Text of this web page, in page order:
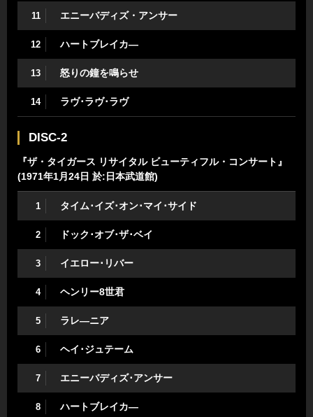
11 エニーバディズ・アンサー
12 ハートブレイカ―
13 怒りの鐘を鳴らせ
14 ラヴ･ラヴ･ラヴ
DISC-2
『ザ・タイガース リサイタル ビューティフル・コンサート』
(1971年1月24日 於:日本武道館)
1 タイム･イズ･オン･マイ･サイド
2 ドック･オブ･ザ･ベイ
3 イエロー･リバー
4 ヘンリー8世君
5 ラレ―ニア
6 ヘイ･ジュテーム
7 エニーバディズ･アンサー
8 ハートブレイカ―